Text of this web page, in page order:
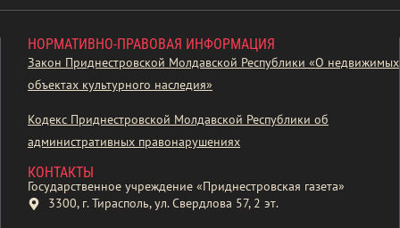
НОРМАТИВНО-ПРАВОВАЯ ИНФОРМАЦИЯ
Закон Приднестровской Молдавской Республики «О недвижимых
объектах культурного наследия»
Кодекс Приднестровской Молдавской Республики об
административных правонарушениях
КОНТАКТЫ
Государственное учреждение «Приднестровская газета»
3300, г. Тирасполь, ул. Свердлова 57, 2 эт.